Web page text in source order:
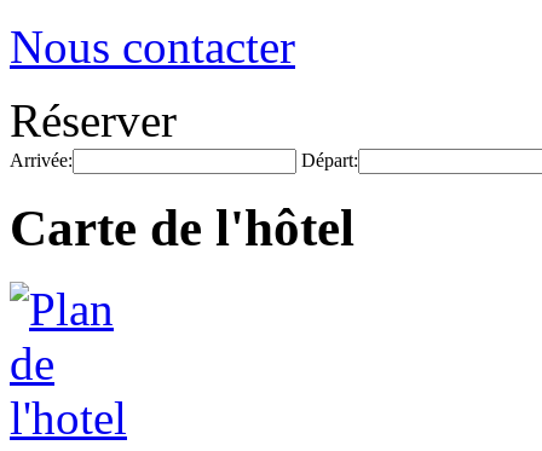
Nous contacter
Réserver
Arrivée: Départ:
Carte de l'hôtel